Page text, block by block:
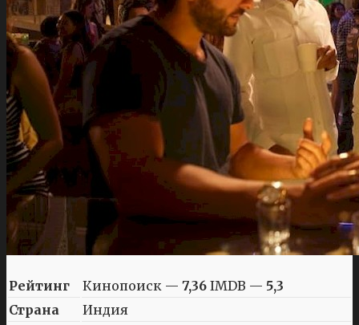
Рейтинг Кинопоиск — 7,36 IMDB — 5,3
Страна
Индия